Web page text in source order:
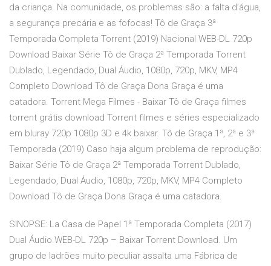
da criança. Na comunidade, os problemas são: a falta d’água,
a segurança precária e as fofocas! Tô de Graça 3ª
Temporada Completa Torrent (2019) Nacional WEB-DL 720p
Download Baixar Série Tô de Graça 2ª Temporada Torrent
Dublado, Legendado, Dual Áudio, 1080p, 720p, MKV, MP4
Completo Download Tô de Graça Dona Graça é uma
catadora. Torrent Mega Filmes - Baixar Tô de Graça filmes
torrent grátis download Torrent filmes e séries especializado
em bluray 720p 1080p 3D e 4k baixar. Tô de Graça 1ª, 2ª e 3ª
Temporada (2019) Caso haja algum problema de reprodução:
Baixar Série Tô de Graça 2ª Temporada Torrent Dublado,
Legendado, Dual Áudio, 1080p, 720p, MKV, MP4 Completo
Download Tô de Graça Dona Graça é uma catadora.
SINOPSE: La Casa de Papel 1ª Temporada Completa (2017)
Dual Áudio WEB-DL 720p – Baixar Torrent Download. Um
grupo de ladrões muito peculiar assalta uma Fábrica de